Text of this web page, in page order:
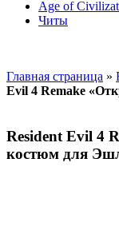
Age of
Читы
Главная страница »
Evil 4 Remake
Resident Evil 4
костюм для